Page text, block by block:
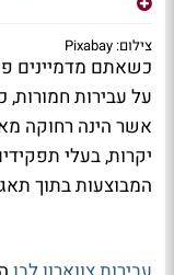
צילום: Pixabay
כשאתם מדמיינים
על עבירות
אשר הינה רחוקה
יקרות, בעלי
המבוצעות בתוך